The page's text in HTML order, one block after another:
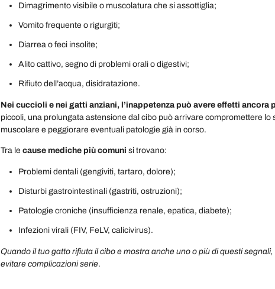
Dimagrimento visibile o muscolatura che si assottiglia;
Vomito frequente o rigurgiti;
Diarrea o feci insolite;
Alito cattivo, segno di problemi orali o digestivi;
Rifiuto dell’acqua, disidratazione.
Nei cuccioli e nei gatti anziani, l’inappetenza può avere effetti
piccoli, una prolungata astensione dal cibo può arrivare compromettere
muscolare e peggiorare eventuali patologie già in corso.
Tra le cause mediche più comuni si trovano:
Problemi dentali (gengiviti, tartaro, dolore);
Disturbi gastrointestinali (gastriti, ostruzioni);
Patologie croniche (insufficienza renale, epatica, diabete);
Infezioni virali (FIV, FeLV, calicivirus).
Quando il tuo gatto rifiuta il cibo e mostra anche uno o più di questi
evitare complicazioni serie.